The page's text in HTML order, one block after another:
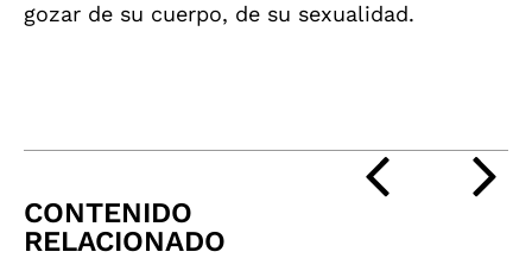
gozar de su cuerpo, de su sexualidad.
CONTENIDO
RELACIONADO